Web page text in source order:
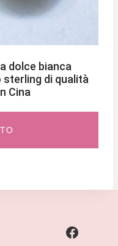
dolce bianca
di qualità
Cina